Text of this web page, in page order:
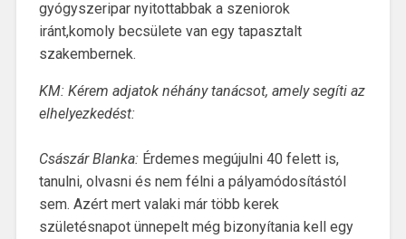
gyógyszeripar nyitottabbak a szeniorok
iránt,komoly becsülete van egy tapasztalt
szakembernek.
KM: Kérem adjatok néhány tanácsot, amely segíti az
elhelyezkedést:
Császár Blanka:Érdemes megújulni 40 felett is,
tanulni, olvasni és nem félni a pályamódosítástól
sem. Azért mert valaki már több kerek
születésnapot ünnepelt még bizonyítania kell egy